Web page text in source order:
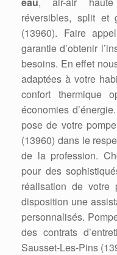
réversibles, split et
(13960). Faire
garantie d’obtenir
besoins. En effet
adaptées à votre
confort thermique
économies
pose de votre
(13960) dans le
de la profession.
pour des
réalisation de
disposition une
personnalisés.
des contrats
Sausset-Les-Pins